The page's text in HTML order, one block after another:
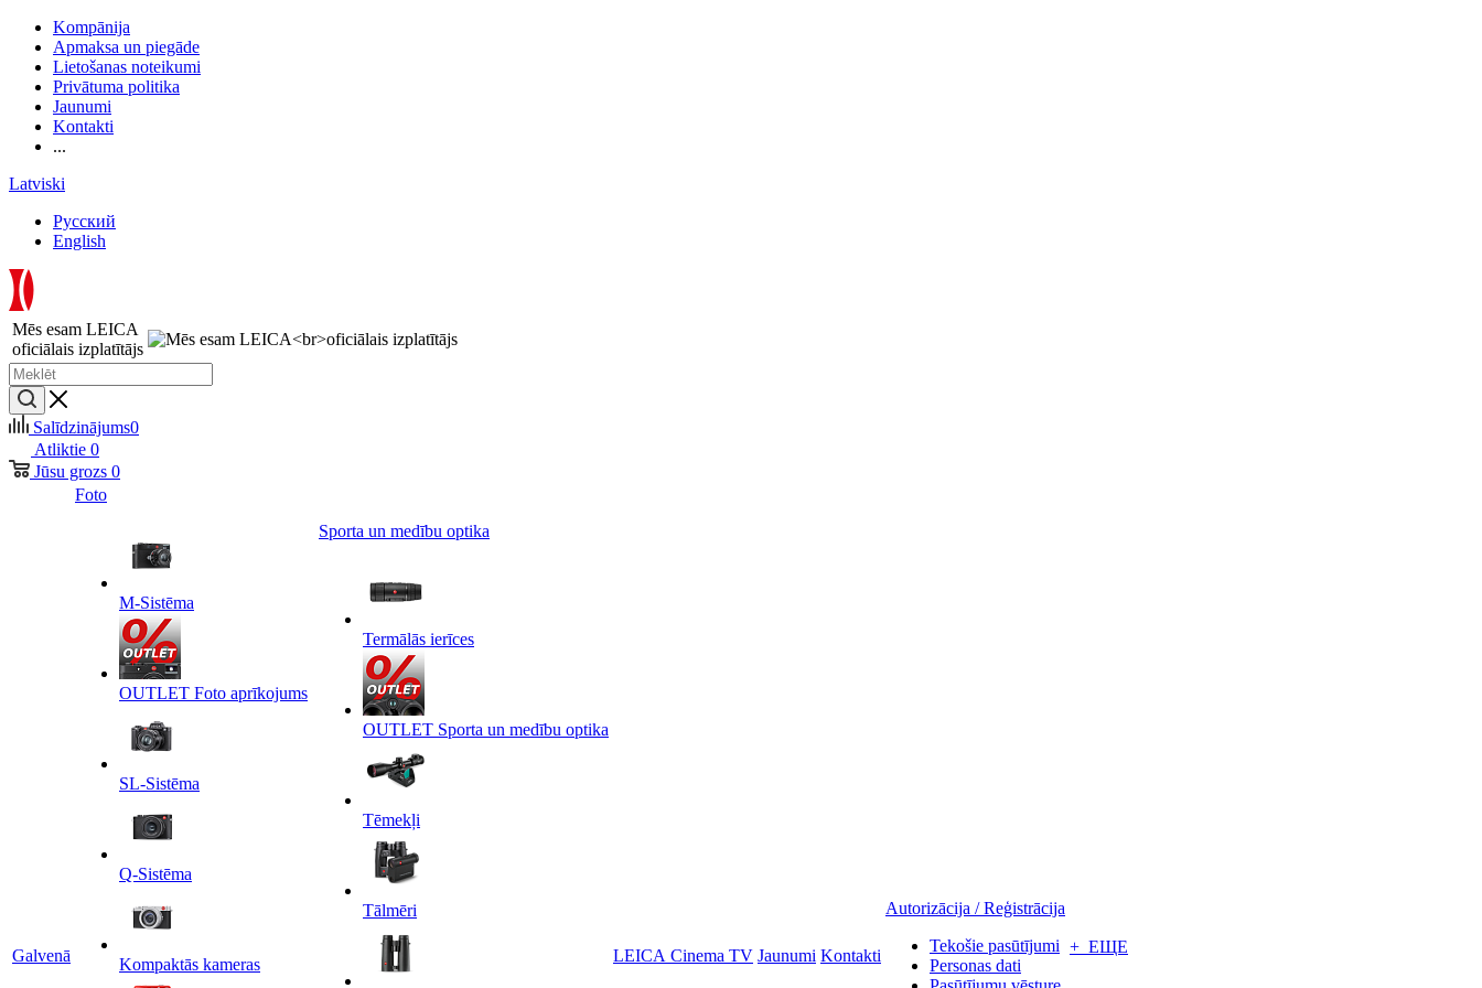
Kompānija
Apmaksa un piegāde
Lietošanas noteikumi
Privātuma politika
Jaunumi
Kontakti
...
Latviski
Русский
English
Mēs esam LEICA
oficiālais izplatītājs
Salīdzinājums0
Atliktie 0
Jūsu grozs 0
Galvenā
Foto
M-Sistēma
OUTLET Foto aprīkojums
SL-Sistēma
Q-Sistēma
Kompaktās kameras
Sporta un medību optika
Termālās ierīces
OUTLET Sporta un medību optika
Tēmekļi
Tālmēri
LEICA Cinema TV Jaunumi Kontakti
Autorizācija / Reģistrācija
Tekošie pasūtījumi
Personas dati
+ ЕЩЕ